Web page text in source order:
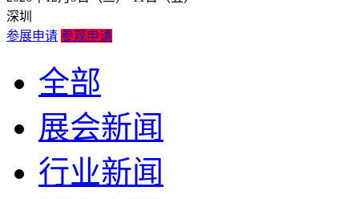
深圳
参展申请 参观申请
全部
展会新闻
行业新闻